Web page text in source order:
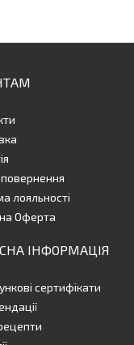
лояльності
Оферта
ІНФОРМАЦІЯ
сертифікати